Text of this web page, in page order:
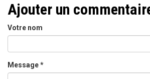
Ajouter un
Votre nom
Message*